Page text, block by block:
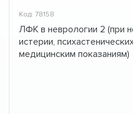
Код: 78158
ЛФК в неврологии 2 (при
истерии,
медицинским показаниям)